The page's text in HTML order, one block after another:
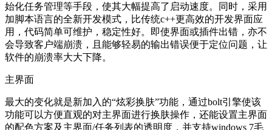
始化任务管理等手段，使其大幅提高了启动速度。同时，采用
加脚本语言的全新开发模式，比传统c++更高效的开发界面应
用，代码简单可维护，稳定性好。即使界面或插件出错，亦不
会导致客户端崩溃，且能够轻易的输出错误便于定位问题，让
软件的崩溃率大大下降。
主界面
最大的变化就是新加入的“炫彩换肤”功能，通过bolt引擎使该
功能可以方便直观的对主界面进行换肤操作，还能设置主界面
的配色方案及主界面/任务列表的透明度，并支持windows 7毛